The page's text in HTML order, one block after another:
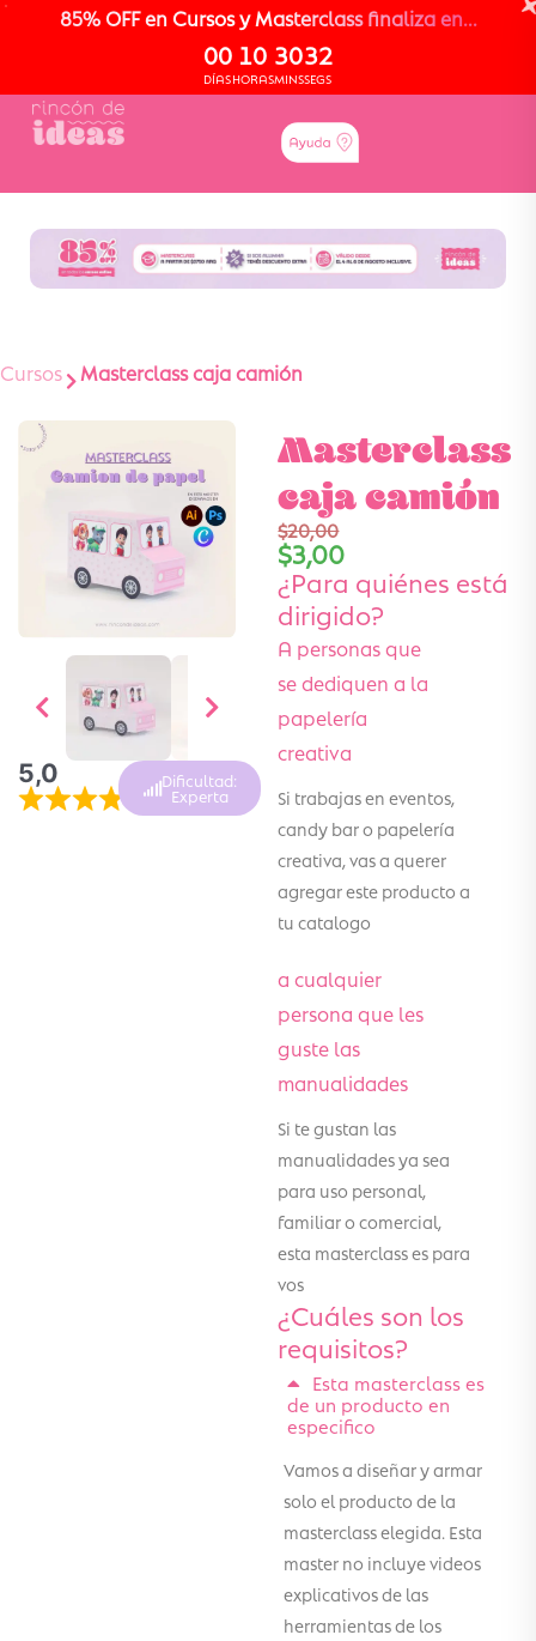
85% OFF en Cursos y Masterclass finaliza en...
00
DÍAS
10
HORAS
30
MINS
32
SEGS
Cursos Masterclass caja camión
5,0 Dificultad:
Experta
Masterclass
caja camión
$20,00
$3,00
¿Para quiénes está
dirigido?
A personas que
se dediquen a la
papelería
creativa
Si trabajas en eventos,
candy bar o papelería
creativa, vas a querer
agregar este producto a
tu catalogo
a cualquier
persona que les
guste las
manualidades
Si te gustan las
manualidades ya sea
para uso personal,
familiar o comercial,
esta masterclass es para
vos
¿Cuáles son los
requisitos?
Esta masterclass es
de un producto en
especifico
Vamos a diseñar y armar
solo el producto de la
masterclass elegida. Esta
master no incluye videos
explicativos de las
herramientas de los